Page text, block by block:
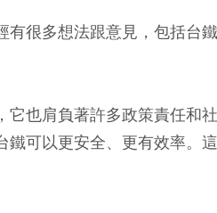
很多想法跟意見，包括台
它也肩負著許多政策責任和
可以更安全、更有效率。